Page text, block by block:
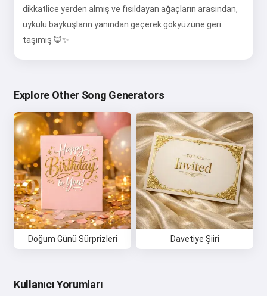
dikkatlice yerden almış ve fısıldayan ağaçların arasından,
uykulu baykuşların yanından geçerek gökyüzüne geri
taşımış 🦊✨
Explore Other Song Generators
Doğum Günü Sürprizleri Davetiye Şiiri
Kullanıcı Yorumları